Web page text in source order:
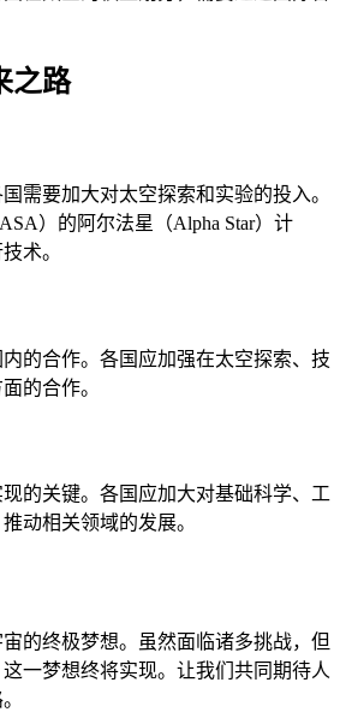
之路
需要加大对太空探索和实验的投入。
）的阿尔法星（Alpha Star）计
术。
的合作。各国应加强在太空探索、技
的合作。
的关键。各国应加大对基础科学、工
动相关领域的发展。
的终极梦想。虽然面临诸多挑战，但
一梦想终将实现。让我们共同期待人